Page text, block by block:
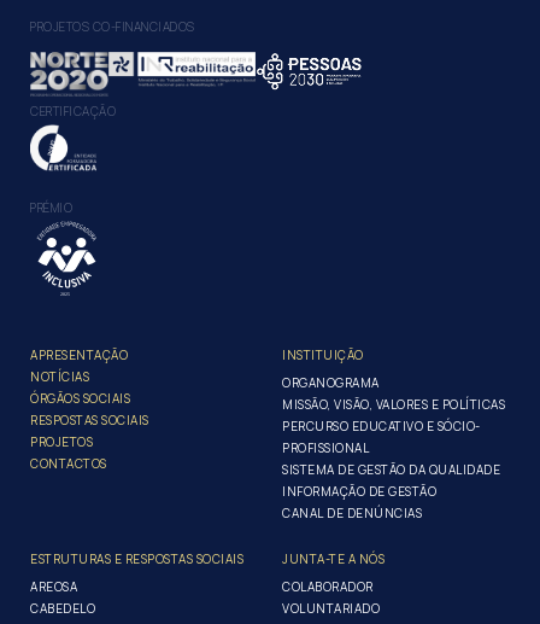
PROJETOS CO-FINANCIADOS
CERTIFICAÇÃO
PRÉMIO
APRESENTAÇÃO
NOTÍCIAS
ÓRGÃOS SOCIAIS
RESPOSTAS SOCIAIS
PROJETOS
CONTACTOS
INSTITUIÇÃO
ORGANOGRAMA
MISSÃO, VISÃO, VALORES E POLÍTICAS
PERCURSO EDUCATIVO E SÓCIO-
PROFISSIONAL
SISTEMA DE GESTÃO DA QUALIDADE
INFORMAÇÃO DE GESTÃO
CANAL DE DENÚNCIAS
ESTRUTURAS E RESPOSTAS SOCIAIS
AREOSA
CABEDELO
JUNTA-TE A NÓS
COLABORADOR
VOLUNTARIADO